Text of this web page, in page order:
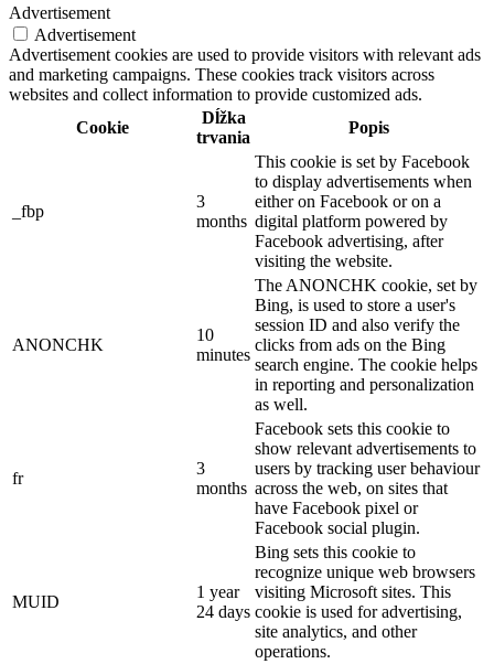
Advertisement
Advertisement
Advertisement cookies are used to provide visitors with relevant ads
and marketing campaigns. These cookies track visitors across
websites and collect information to provide customized ads.
Cookie
Dĺžka
trvania
Popis
_fbp
3
months
This cookie is set by Facebook
to display advertisements when
either on Facebook or on a
digital platform powered by
Facebook advertising, after
visiting the website.
ANONCHK
10
minutes
The ANONCHK cookie, set by
Bing, is used to store a user's
session ID and also verify the
clicks from ads on the Bing
search engine. The cookie helps
in reporting and personalization
as well.
fr
3
months
Facebook sets this cookie to
show relevant advertisements to
users by tracking user behaviour
across the web, on sites that
have Facebook pixel or
Facebook social plugin.
MUID
1 year
24 days
Bing sets this cookie to
recognize unique web browsers
visiting Microsoft sites. This
cookie is used for advertising,
site analytics, and other
operations.